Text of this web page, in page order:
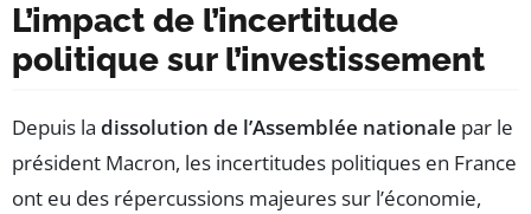
L’impact de l’incertitude
politique sur l’investissement
Depuis la dissolution de l’Assemblée nationale par le
président Macron, les incertitudes politiques en France
ont eu des répercussions majeures sur l’économie,